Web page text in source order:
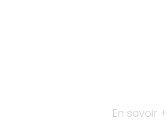
En savoir +